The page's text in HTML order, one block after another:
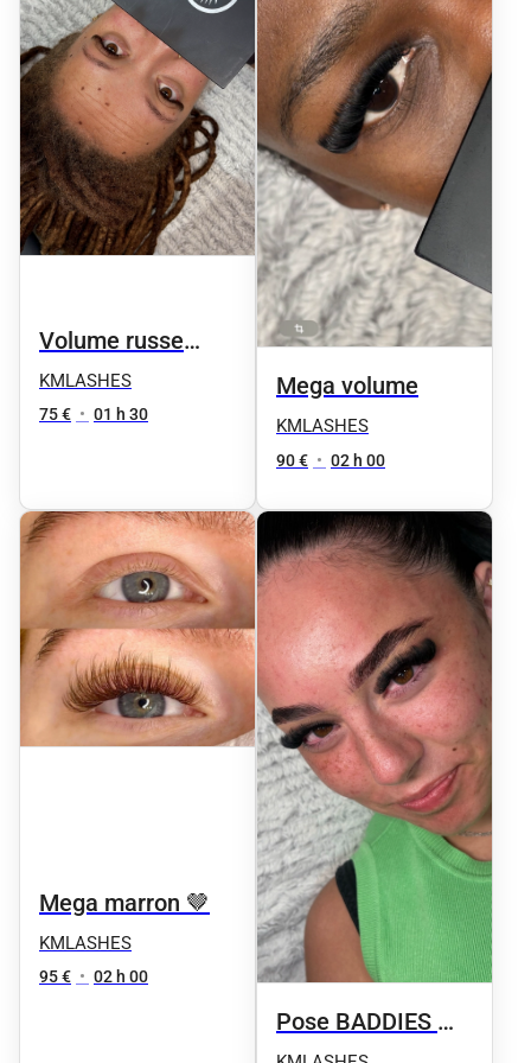
Volume russe
marron 🤎
KMLASHES
75 € • 01 h 30
Mega volume
KMLASHES
90 € • 02 h 00
Mega marron 🤎
KMLASHES
95 € • 02 h 00
Pose BADDIES 🪽